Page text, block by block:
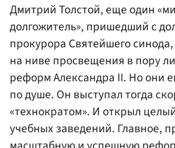
Дмитрий Толстой, еще один
долгожитель», пришедший с
прокурора Святейшего
на ниве просвещения в пору
реформ Александра II. Но они
по душе. Он выступал тогда
«технократом». И открыл
учебных заведений. Главное,